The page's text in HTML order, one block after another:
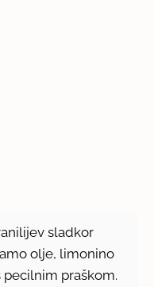
sladkor
olje, limonino
praškom.